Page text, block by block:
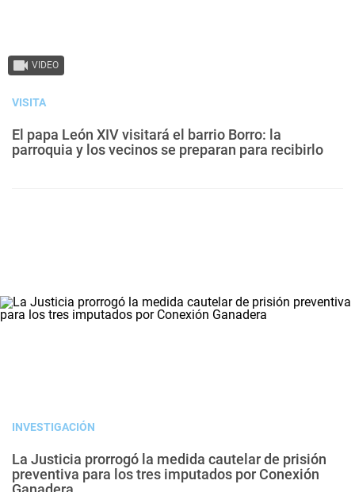
VIDEO
VISITA
El papa León XIV visitará el barrio Borro: la
parroquia y los vecinos se preparan para recibirlo
INVESTIGACIÓN
La Justicia prorrogó la medida cautelar de prisión
preventiva para los tres imputados por Conexión